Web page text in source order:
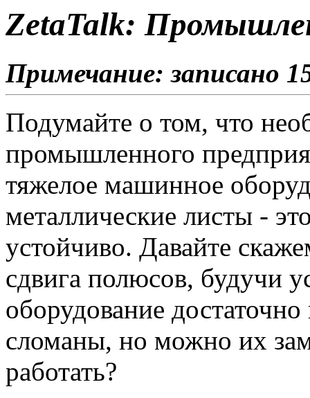
ZetaTalk:
Примечание: записано
Подумайте о том, что
промышленного
тяжелое машинное
металлические листы -
устойчиво. Давайте
сдвига полюсов, будучи
оборудование
сломаны, но можно их
работать?